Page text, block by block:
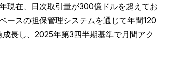
現在、日次取引量が300億ドルを超えてお
ースの担保管理システムを通じて年間120
長し、2025年第3四半期基準で月間アク